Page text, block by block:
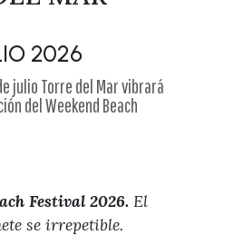
al extranjero
Ayuntamiento
y eventos
de singularidad turística
Santa de Vélez-
JULIO 2026
julio Torre del Mar vibrará
del Weekend Beach
Festival 2026. El
se irrepetible.